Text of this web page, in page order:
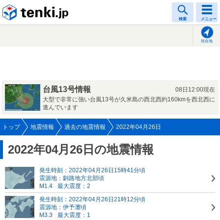
検索 メニュー
現在地
台風13号情報
08日12:00現在
大型で非常に強い台風13号が久米島の西北西約160kmを西北西に
進んでいます
トップ 地震情報 過去の地震情報 2022年04月26日
2022年04月26日の地震情報
発生時刻：2022年04月26日15時41分頃
震源地：釧路地方北部頃
M1.4
最大震度：2
発生時刻：2022年04月26日21時12分頃
震源地：伊予灘頃
M3.3
最大震度：1